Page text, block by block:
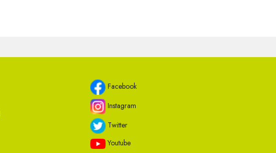
Facebook
Instagram
Twitter
Youtube